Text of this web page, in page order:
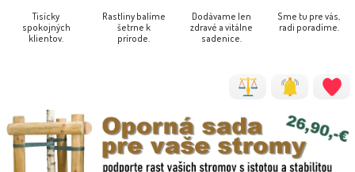
Tisícky
spokojných
klientov.
Rastliny balíme
šetrne k
prírode.
Dodávame len
zdravé a vitálne
sadenice.
Sme tu pre vás,
radi poradíme.